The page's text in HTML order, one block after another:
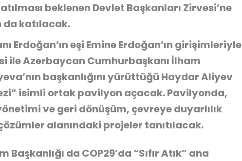
beklenen Devlet Başkanları Zirvesi’ne
da katılacak.
Erdoğan’ın eşi Emine Erdoğan’ın girişimleriyle
ile Azerbaycan Cumhurbaşkanı İlham
başkanlığını yürüttüğü Haydar Aliyev
isimli ortak pavilyon açacak. Pavilyonda,
yönetimi ve geri dönüşüm, çevreye duyarlılık
alanındaki projeler tanıtılacak.
da COP29’da “Sıfır Atık” ana